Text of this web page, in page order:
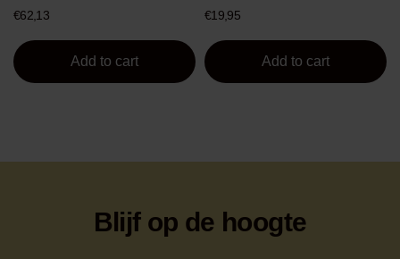
€62,13
Add to cart
€19,95
Add to cart
Blijf op de hoogte